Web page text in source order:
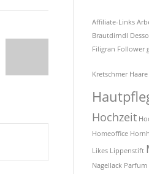
Affiliate-Links
Brautdirndl
Filigran Follower
Kretschmer Haare
Hochzeit
Homeoffice
Likes Lippenstift
Nagellack Parfum